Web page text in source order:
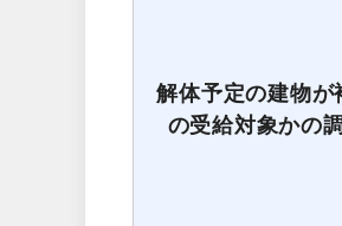
解体予定の建物が
の受給対象かの